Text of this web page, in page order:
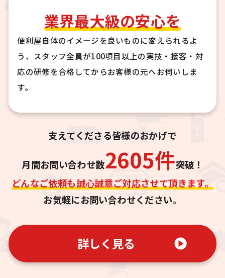
業界最大級の安心を
便利屋自体のイメージを良いものに変えられるよ
う、スタッフ全員が100項目以上の実技・接客・対
応の研修を合格してからお客様の元へお伺いしま
す。
支えてくださる皆様のおかげで
月間お問い合わせ数2605件突破！
どんなご依頼も誠心誠意ご対応させて頂きます。
お気軽にお問い合わせください。
詳しく見る